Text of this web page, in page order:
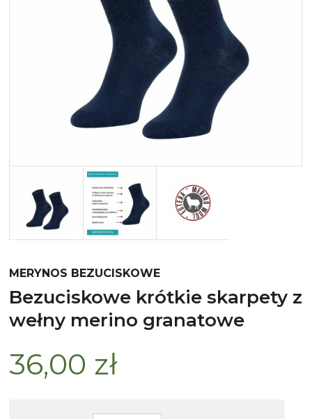
MERYNOS BEZUCISKOWE
bezuciskowe krótkie skarpety z
wełny merino granatowe
36,00 zł
Merynos trekking
Merynos bezuciskowe
Kaszmir stopki
Bawełna egipska maco
Bawełna merceryzowana